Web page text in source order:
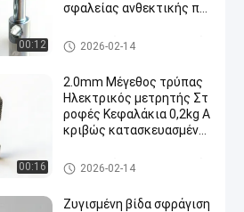
00:12
σφαλείας ανθεκτικής πα
σία του μετρητή κοινής
ωφέλειας
Ηλεκτρικές βίδες μετρητών
2026-02-14
00:16
2.0mm Μέγεθος τρύπας
Ηλεκτρικός μετρητής Στ
ροφές Κεφαλάκια 0,2kg Α
κριβώς κατασκευασμένα
ς ηλεκτρικές εγκαταστά
σεις
Ηλεκτρικές βίδες μετρητών
2026-02-14
Ζυγισμένη βίδα σφράγιση